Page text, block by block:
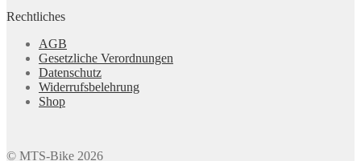
Rechtliches
AGB
Gesetzliche Verordnungen
Datenschutz
Widerrufsbelehrung
Shop
© MTS-Bike 2026